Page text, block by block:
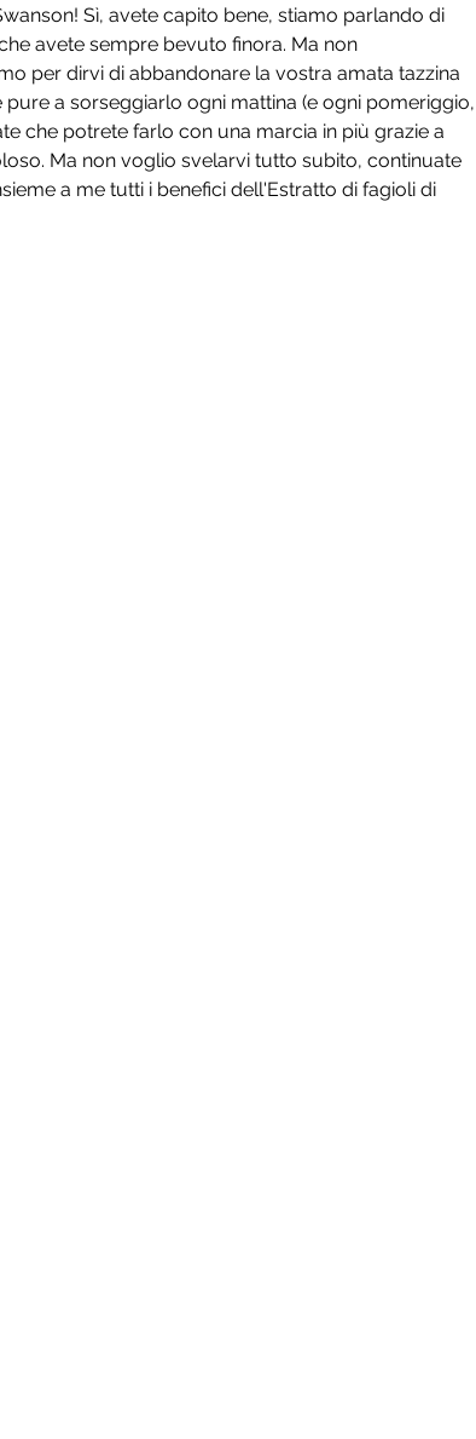
Sì, avete capito bene, stiamo parlando di
avete sempre bevuto finora. Ma non
per dirvi di abbandonare la vostra amata tazzina
pure a sorseggiarlo ogni mattina (e ogni pomeriggio,
che potrete farlo con una marcia in più grazie a
Ma non voglio svelarvi tutto subito, continuate
a me tutti i benefici dell'Estratto di fagioli di